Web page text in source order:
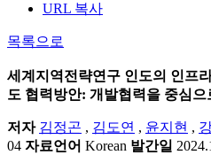
URL 복사
목록으로
세계지역전략연구 인도의 인프
도 협력방안: 개발협력을 중심으
저자 김정곤 , 김도연 , 윤지현 ,
04 자료언어 Korean 발간일